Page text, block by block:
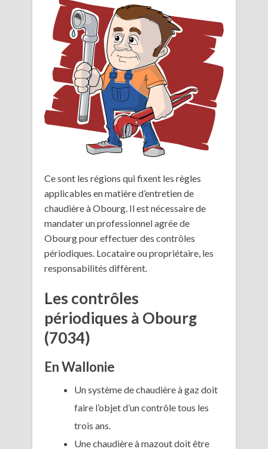
Ce sont les régions qui fixent les règles
applicables en matière d’entretien de
chaudière à Obourg. Il est nécessaire de
mandater un professionnel agrée de
Obourg pour effectuer des contrôles
périodiques. Locataire ou propriétaire, les
responsabilités diffèrent.
Les contrôles
périodiques à Obourg
(7034)
En Wallonie
Un système de chaudière à gaz doit
faire l’objet d’un contrôle tous les
trois ans.
Une chaudière à mazout doit être